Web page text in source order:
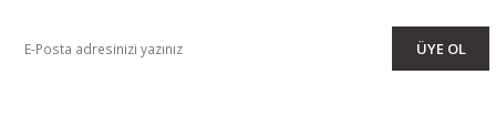
ÜYE OL